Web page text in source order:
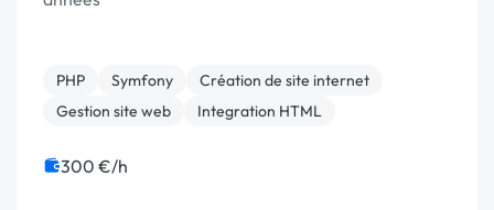
PHP Symfony
Création de site internet
Gestion site web
Integration HTML
300 €/h